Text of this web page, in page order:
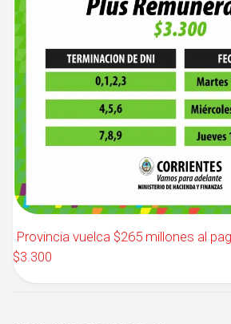
Provincia vuelca $265 millones al
$3.300